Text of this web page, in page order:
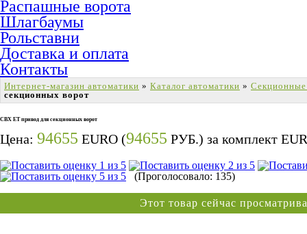
Распашные ворота
Шлагбаумы
Рольставни
Доставка и оплата
Контакты
Интернет-магазин автоматики » Каталог автоматики »
секционных ворот
СBX ET привод для секционных ворот
Цена: 94655 EURO (94655 РУБ.) за комплект EUR
(Проголосовало: 135)
Этот товар сейчас